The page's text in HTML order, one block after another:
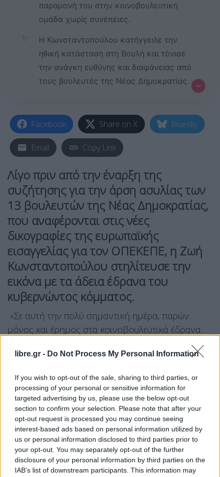
libre.gr - Do Not Process My Personal Information
If you wish to opt-out of the sale, sharing to third parties, or
processing of your personal or sensitive information for
targeted advertising by us, please use the below opt-out
section to confirm your selection. Please note that after your
opt-out request is processed you may continue seeing
interest-based ads based on personal information utilized by
us or personal information disclosed to third parties prior to
your opt-out. You may separately opt-out of the further
disclosure of your personal information by third parties on the
IAB’s list of downstream participants. This information may
παραμονή του στην κοινοβουλευτική
ομάδα χωρίς συνέπειες.
✨
Η Κωνσταντοπούλου κατήγγειλε την
ηθική κατάσταση στη Βουλή και τόνισε
την ανάγκη ευθύνης και διαφάνειας από
τους βουλευτές της Νέας Δημοκρατίας.
–
Facebook Share on X Bluesky
Email Copy Link
Λίγο πριν από την έναρξη της
συζήτησης για την άρση ασυλίας των
13 βουλευτών της Νέας Δημοκρατίας,
που αναφέρονται στις νέες
δικογραφίες της ευρωπαϊκής
εισαγγελίας για τον ΟΠΕΚΕΠΕ, η Ζωή
Κωνσταντοπούλου στηλίτευσε την
εικόνα με τα άδεια έδρανα του
κυβερνώντος κόμματος.
«Σε αυτή την πολύ σημαντική ημέρα, παρών
μόνος και έρημος στα κοινοβουλευτικά έδρανα
Δημοκρατίας, ο κύριοςΧατζηδάκης, Διονύσης
είναι οι βουλευτές της Νέας Δημοκρατίας ;»,
δήλωσε η πρόεδρος της Πλεύσης Ελευθερίας,
επισημαίνοντας: «Σε λίγο θα έρθει αίτηση για την
άρση της ασυλίας από την Ευρωπαϊκή Εισαγγελία,
για δεκατρία μέλη της κοινοβουλευτικής ομάδας,
σχεδόν 10% και ανεβαίνουμε και θρυλείται ότι
υπάρχουν και άλλες δικογραφίες».